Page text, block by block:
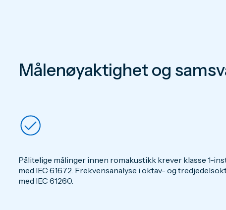
Målenøyaktighet og
Pålitelige målinger innen romakustikk krever klasse 1-
med IEC 61672. Frekvensanalyse i oktav- og
med IEC 61260.